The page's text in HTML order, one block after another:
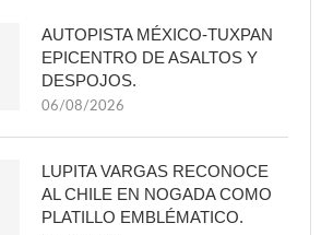
AUTOPISTA MÉXICO-TUXPAN
EPICENTRO DE ASALTOS Y
DESPOJOS.
06/08/2026
LUPITA VARGAS RECONOCE
AL CHILE EN NOGADA COMO
PLATILLO EMBLÉMATICO.